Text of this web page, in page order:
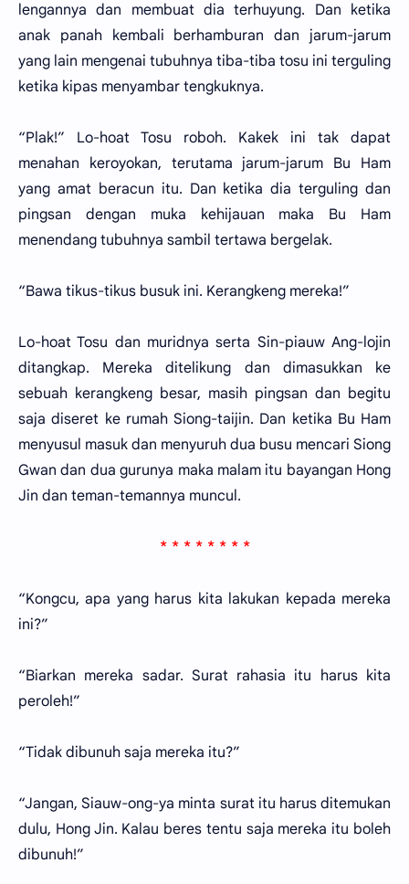
lengannya dan membuat dia terhuyung. Dan ketika
anak panah kembali berhamburan dan jarum-jarum
yang lain mengenai tubuhnya tiba-tiba tosu ini terguling
ketika kipas menyambar tengkuknya.
“Plak!” Lo-hoat Tosu roboh. Kakek ini tak dapat
menahan keroyokan, terutama jarum-jarum Bu Ham
yang amat beracun itu. Dan ketika dia terguling dan
pingsan dengan muka kehijauan maka Bu Ham
menendang tubuhnya sambil tertawa bergelak.
“Bawa tikus-tikus busuk ini. Kerangkeng mereka!”
Lo-hoat Tosu dan muridnya serta Sin-piauw Ang-lojin
ditangkap. Mereka ditelikung dan dimasukkan ke
sebuah kerangkeng besar, masih pingsan dan begitu
saja diseret ke rumah Siong-taijin. Dan ketika Bu Ham
menyusul masuk dan menyuruh dua busu mencari Siong
Gwan dan dua gurunya maka malam itu bayangan Hong
Jin dan teman-temannya muncul.
* * * * * * * *
“Kongcu, apa yang harus kita lakukan kepada mereka
ini?”
“Biarkan mereka sadar. Surat rahasia itu harus kita
peroleh!”
“Tidak dibunuh saja mereka itu?”
“Jangan, Siauw-ong-ya minta surat itu harus ditemukan
dulu, Hong Jin. Kalau beres tentu saja mereka itu boleh
dibunuh!”